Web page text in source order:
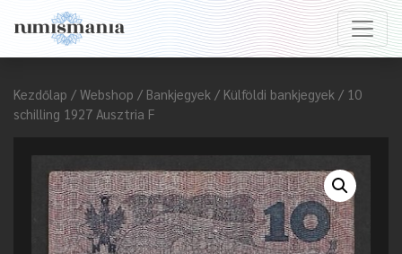
Kezdőlap / Webshop / Bankjegyek / Külföldi bankjegyek / 10
schilling 1927 Ausztria F